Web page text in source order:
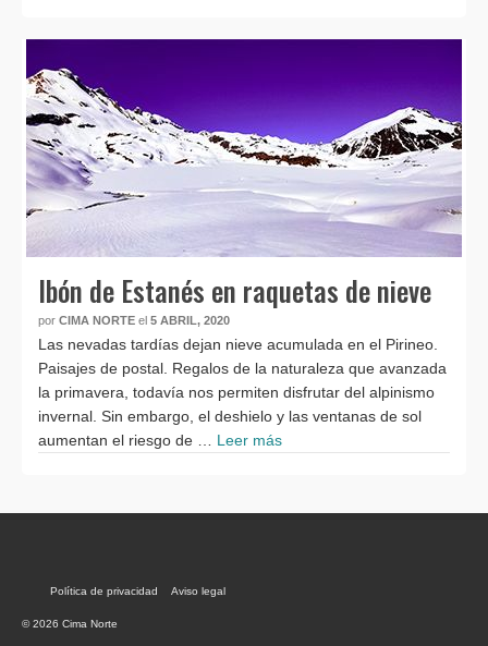
Ibón de Estanés en raquetas de nieve
por CIMA NORTE el 5 ABRIL, 2020
Las nevadas tardías dejan nieve acumulada en el Pirineo.
Paisajes de postal. Regalos de la naturaleza que avanzada
la primavera, todavía nos permiten disfrutar del alpinismo
invernal. Sin embargo, el deshielo y las ventanas de sol
aumentan el riesgo de … Leer más
Política de privacidad Aviso legal
© 2026 Cima Norte